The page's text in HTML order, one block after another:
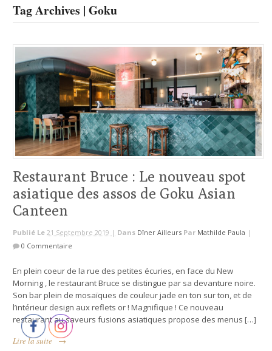
Tag Archives | Goku
Restaurant Bruce : Le nouveau spot
asiatique des assos de Goku Asian
Canteen
Publié Le21 Septembre 2019 | Dans Dîner Ailleurs Par Mathilde Paula |
0 Commentaire
En plein coeur de la rue des petites écuries, en face du New
Morning , le restaurant Bruce se distingue par sa devanture noire.
Son bar plein de mosaïques de couleur jade en ton sur ton, et de
l’intérieur design aux reflets or ! Magnifique ! Ce nouveau
restaurant au saveurs fusions asiatiques propose des menus […]
Lire la suite →